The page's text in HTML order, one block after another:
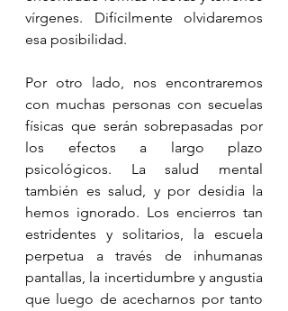
vírgenes. Difícilmente olvidaremos
esa posibilidad.
Por otro lado, nos encontraremos
con muchas personas con secuelas
físicas que serán sobrepasadas por
los efectos a largo plazo
psicológicos. La salud mental
también es salud, y por desidia la
hemos ignorado. Los encierros tan
estridentes y solitarios, la escuela
perpetua a través de inhumanas
pantallas, la incertidumbre y angustia
que luego de acecharnos por tanto